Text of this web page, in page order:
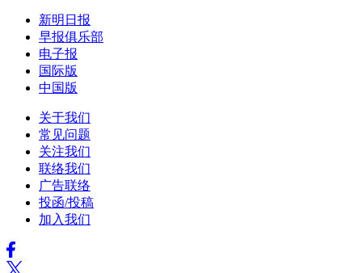
新明日报
早报俱乐部
电子报
国际版
中国版
关于我们
常见问题
关注我们
联络我们
广告联络
投函/投稿
加入我们